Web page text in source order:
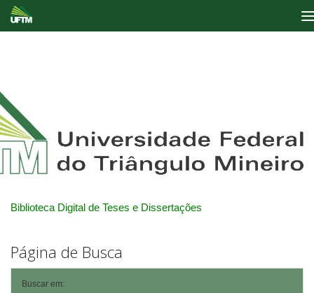
Biblioteca Digital de Teses e Dissertações
Página de Busca
Buscar em: